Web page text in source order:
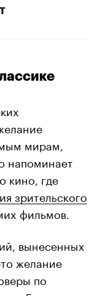
мирам,
напоминает
кино, где
зрительского
фильмов.
вынесенных
желание
по